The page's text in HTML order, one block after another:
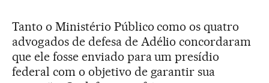
Tanto o Ministério Público como os quatro
advogados de defesa de Adélio concordaram
que ele fosse enviado para um presídio
federal com o objetivo de garantir sua